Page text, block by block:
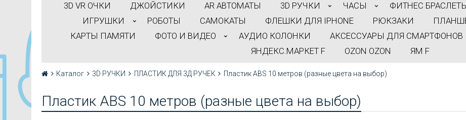
3D VR ОЧКИ ДЖОЙСТИКИ АR АВТОМАТЫ 3D РУЧКИ ЧАСЫ ФИТНЕС
ИГРУШКИ
РОБОТЫ САМОКАТЫ ФЛЕШКИ ДЛЯ IPHONE РЮКЗАКИ
КАРТЫ ПАМЯТИ
ФОТО И ВИДЕО АУДИО КОЛОНКИ АКСЕССУАРЫ ДЛЯ СМАРТФОНОВ
ЯНДЕКС.МАРКЕТ F
OZON OZON ЯМ F
Каталог 3D РУЧКИ ПЛАСТИК ДЛЯ 3Д РУЧЕК Пластик ABS 10 метров (разные цвета на выбор)
Пластик ABS 10 метров (разные цвета на выбор)